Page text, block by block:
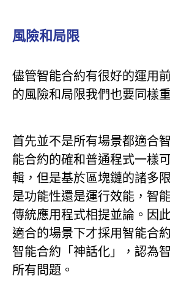
風險和局限
儘管智能合約有很好的運用
的風險和局限我們也要同樣
首先並不是所有場景都適合
能合約的確和普通程式一樣
輯，但是基於區塊鏈的諸多
是功能性還是運行效能，智
傳統應用程式相提並論。因
適合的場景下才採用智能合
智能合約「神話化」，認為
所有問題。